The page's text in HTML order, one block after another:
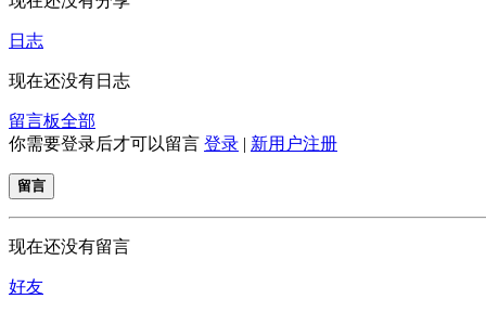
日志
现在还没有日志
留言板全部
你需要登录后才可以留言 登录 | 新用户注册
留言
现在还没有留言
好友